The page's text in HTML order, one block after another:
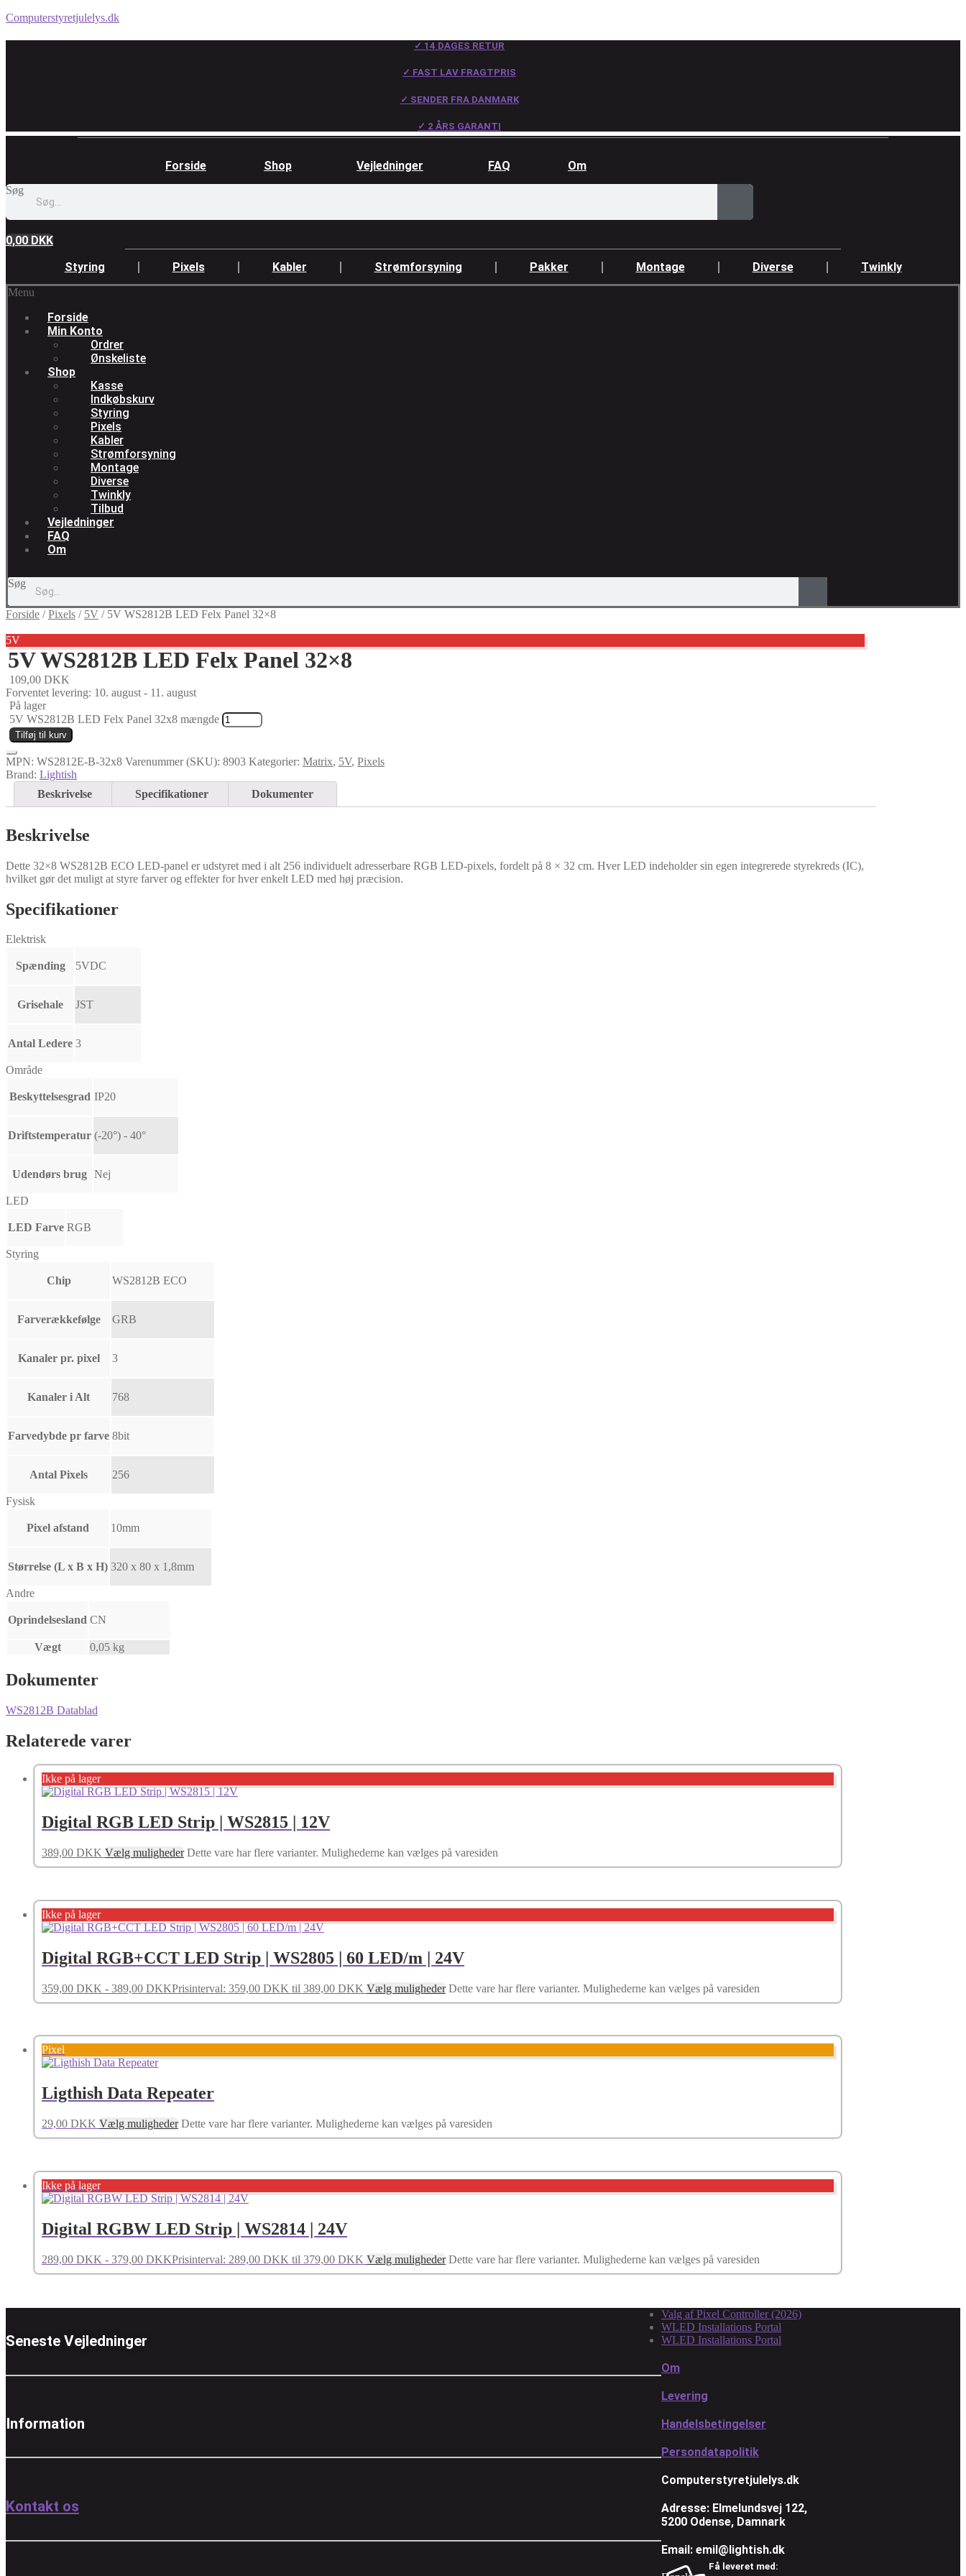
Computerstyretjulelys.dk
✓ 14 DAGES RETUR
✓ FAST LAV FRAGTPRIS
✓ SENDER FRA DANMARK
✓ 2 ÅRS GARANTI
Forside Shop Vejledninger FAQ Om
Søg
0,00 DKK
Styring
Pixels Kabler Strømforsyning Pakker Montage Diverse Twinkly
Menu
Forside
Min Konto
Ordrer
Ønskeliste
Shop
Kasse
Indkøbskurv
Styring
Pixels
Kabler
Strømforsyning
Montage
Diverse
Twinkly
Tilbud
Vejledninger
FAQ
Om
Søg
Forside /Pixels / 5V / 5V WS2812B LED Felx Panel 32×8
5V
5V WS2812B LED Felx Panel 32×8
109,00 DKK
Forventet levering: 10. august - 11. august
På lager
5V WS2812B LED Felx Panel 32x8 mængde
Tilføj til kurv
MPN: WS2812E-B-32x8 Varenummer (SKU): 8903 Kategorier: Matrix, 5V, Pixels
Brand: Lightish
Beskrivelse
Specifikationer Dokumenter
Beskrivelse
Dette 32×8 WS2812B ECO LED-panel er udstyret med i alt 256 individuelt adresserbare RGB LED-pixels, fordelt på 8 × 32 cm. Hver LED indeholder sin egen integrerede styrekreds (IC),
hvilket gør det muligt at styre farver og effekter for hver enkelt LED med høj præcision.
Specifikationer
Elektrisk
Spænding 5VDC
Grisehale JST
Antal Ledere 3
Område
Beskyttelsesgrad IP20
Driftstemperatur (-20°) - 40°
Udendørs brug Nej
LED
LED Farve RGB
Styring
Chip WS2812B ECO
Farverækkefølge GRB
Kanaler pr. pixel 3
Kanaler i Alt 768
Farvedybde pr farve 8bit
Antal Pixels 256
Fysisk
Pixel afstand 10mm
Størrelse (L x B x H) 320 x 80 x 1,8mm
Andre
Oprindelsesland CN
Vægt 0,05 kg
Dokumenter
WS2812B Datablad
Relaterede varer
Ikke på lager
Digital RGB LED Strip | WS2815 | 12V
389,00 DKK Vælg muligheder Dette vare har flere varianter. Mulighederne kan vælges på varesiden
Ikke på lager
Digital RGB+CCT LED Strip | WS2805 | 60 LED/m | 24V
359,00 DKK - 389,00 DKKPrisinterval: 359,00 DKK til 389,00 DKK Vælg muligheder Dette vare har flere varianter. Mulighederne kan vælges på varesiden
Pixel
Ligthish Data Repeater
29,00 DKK Vælg muligheder Dette vare har flere varianter. Mulighederne kan vælges på varesiden
Ikke på lager
Digital RGBW LED Strip | WS2814 | 24V
289,00 DKK - 379,00 DKKPrisinterval: 289,00 DKK til 379,00 DKK Vælg muligheder Dette vare har flere varianter. Mulighederne kan vælges på varesiden
Seneste Vejledninger
Valg af Pixel Controller (2026)
WLED Installations Portal
WLED Installations Portal
Information
Om
Levering
Handelsbetingelser
Persondatapolitik
Kontakt os
Computerstyretjulelys.dk
Adresse: Elmelundsvej 122,
5200 Odense, Damnark
Email: emil@lightish.dk
Få leveret med: